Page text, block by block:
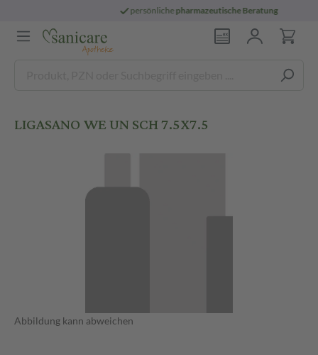
persönlichepharmazeutische Beratung
LIGASANO WE UN SCH 7.5X7.5
Abbildung kann abweichen